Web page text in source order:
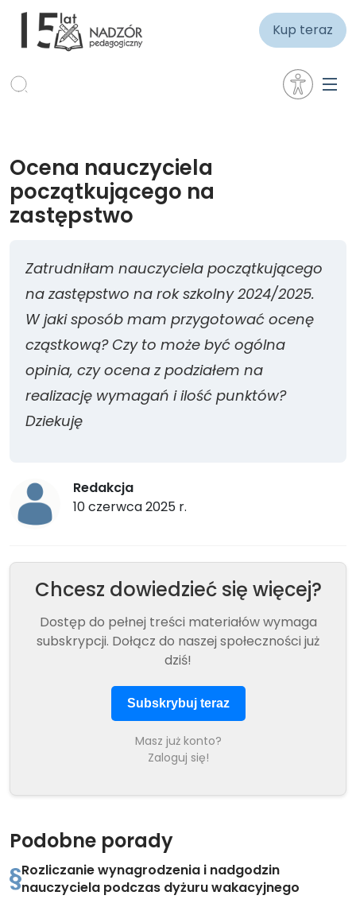
Kup teraz
Ocena nauczyciela
początkującego na
zastępstwo
Zatrudniłam nauczyciela początkującego
na zastępstwo na rok szkolny 2024/2025.
W jaki sposób mam przygotować ocenę
cząstkową? Czy to może być ogólna
opinia, czy ocena z podziałem na
realizację wymagań i ilość punktów?
Dziekuję
Redakcja
10 czerwca 2025 r.
Chcesz dowiedzieć się więcej?
Dostęp do pełnej treści materiałów wymaga
subskrypcji. Dołącz do naszej społeczności już
dziś!
Subskrybuj teraz
Masz już konto?
Zaloguj się!
Podobne porady
Rozliczanie wynagrodzenia i nadgodzin
nauczyciela podczas dyżuru wakacyjnego